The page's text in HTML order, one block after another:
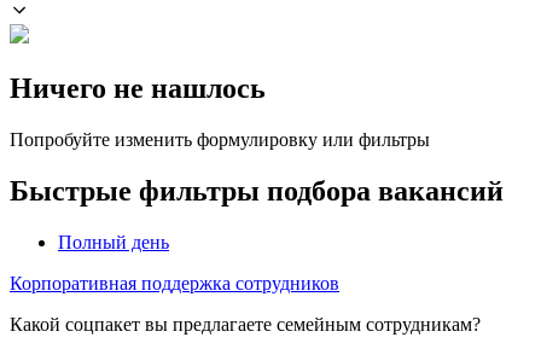
Ничего не нашлось
Попробуйте изменить формулировку или фильтры
Быстрые фильтры подбора вакансий
Полный день
Корпоративная поддержка сотрудников
Какой соцпакет вы предлагаете семейным сотрудникам?